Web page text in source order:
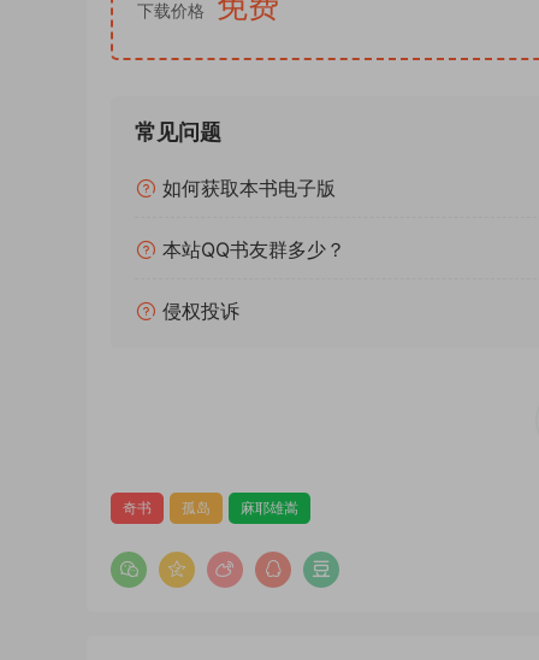
夏雪颠倒时序，谎言伪装神明，最极致的推理崩
区别市面硬核诡计、闭环解谜的常规孤岛推理，
是颠覆推理的底层逻辑，用认知错位构建谜题，
像诡计、人性谎言、时空错位融为一体。没有通
体系，完成对孤岛推理范式的彻底颠覆。全书氛
全书叙事平衡克制，精准拿捏氛围、诡计与思辨
不刻意完美吹捧：文风偏晦涩文艺，诡计抽象破
者极易水土不服；篇幅厚重、叙事偏慢，需要深
不弱化经典内核：作为新五大奇书核心代表作，
下载价格
常见问题
如何获取本书电子版
本站QQ书友群多少？
侵权投诉
奇书 孤岛 麻耶雄嵩